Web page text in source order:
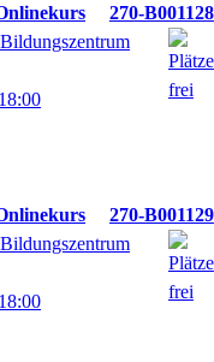
270-B001128
270-B001129